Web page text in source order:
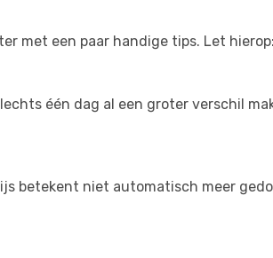
met een paar handige tips. Let
één dag al een groter verschil
betekent niet automatisch meer